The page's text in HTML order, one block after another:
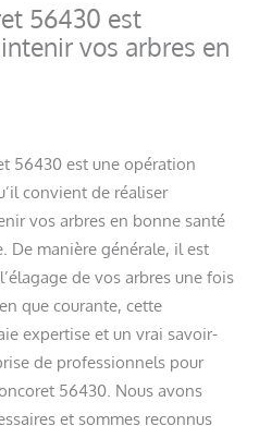
56430 est
vos arbres en
56430 est une opération
convient de réaliser
vos arbres en bonne santé
De manière générale, il est
de vos arbres une fois
que courante, cette
expertise et un vrai savoir-
de professionnels pour
56430. Nous avons
et sommes reconnus